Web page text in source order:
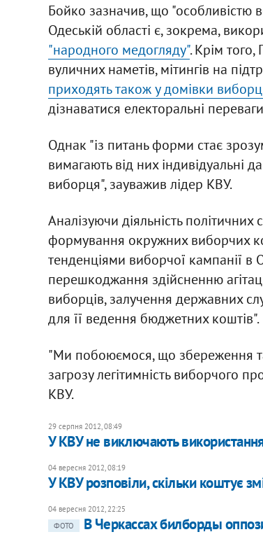
Бойко зазначив, що "особливістю
Одеській області є, зокрема,
"народного медогляду". Крім
вуличних наметів, мітингів на
приходять також у домівки
дізнаватися електоральні
Однак "із питань форми стає
вимагають від них індивідуальні
виборця", зауважив лідер КВУ.
Аналізуючи діяльність політичних
формування окружних виборчих
тенденціями виборчої кампанії в
перешкоджання здійсненню
виборців, залучення державних
для її ведення бюджетних коштів".
"Ми побоюємося, що збереження
загрозу легітимність виборчого
КВУ.
29 серпня 2012, 08:49
У КВУ не виключають
04 вересня 2012, 08:19
У КВУ розповіли, скільки коштує
04 вересня 2012, 22:25
ФОТО
В Черкассах билборды